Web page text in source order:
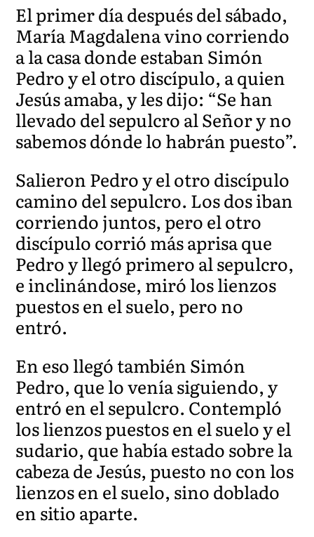
El primer día después del sábado,
María Magdalena vino corriendo
a la casa donde estaban Simón
Pedro y el otro discípulo, a quien
Jesús amaba, y les dijo: “Se han
llevado del sepulcro al Señor y no
sabemos dónde lo habrán puesto”.
Salieron Pedro y el otro discípulo
camino del sepulcro. Los dos iban
corriendo juntos, pero el otro
discípulo corrió más aprisa que
Pedro y llegó primero al sepulcro,
e inclinándose, miró los lienzos
puestos en el suelo, pero no
entró.
En eso llegó también Simón
Pedro, quelo venía siguiendo, y
entró en el sepulcro. Contempló
los lienzos puestos en el suelo y el
sudario, que había estado sobre la
cabeza de Jesús, puesto no con los
lienzos en el suelo, sino doblado
en sitio aparte.